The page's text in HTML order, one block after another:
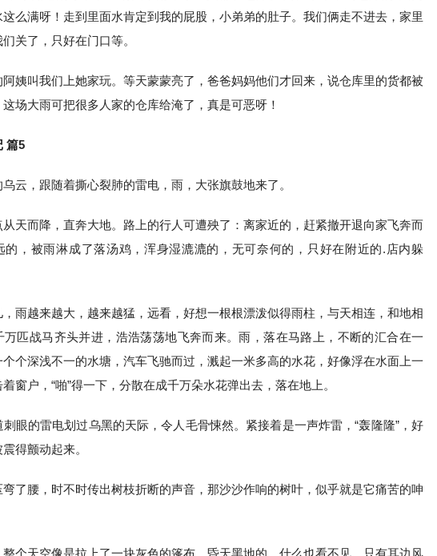
这么满呀！走到里面水肯定到我的屁股，小弟弟的肚子。我们俩走不进去，家里
关了，只好在门口等。
阿姨叫我们上她家玩。等天蒙蒙亮了，爸爸妈妈他们才回来，说仓库里的货都被
场大雨可把很多人家的仓库给淹了，真是可恶呀！
篇5
云，跟随着撕心裂肺的雷电，雨，大张旗鼓地来了。
从天而降，直奔大地。路上的行人可遭殃了：离家近的，赶紧撤开退向家飞奔而
的，被雨淋成了落汤鸡，浑身湿漉漉的，无可奈何的，只好在附近的.店内躲
雨越来越大，越来越猛，远看，好想一根根漂泼似得雨柱，与天相连，和地相
万匹战马齐头并进，浩浩荡荡地飞奔而来。雨，落在马路上，不断的汇合在一
个个深浅不一的水塘，汽车飞驰而过，溅起一米多高的水花，好像浮在水面上一
窗户，“啪”得一下，分散在成千万朵水花弹出去，落在地上。
刺眼的雷电划过乌黑的天际，令人毛骨悚然。紧接着是一声炸雷，“轰隆隆”，好
得颤动起来。
了腰，时不时传出树枝折断的声音，那沙沙作响的树叶，似乎就是它痛苦的呻
整个天空像是拉上了一块灰色的篷布，昏天黑地的，什么也看不见，只有耳边风